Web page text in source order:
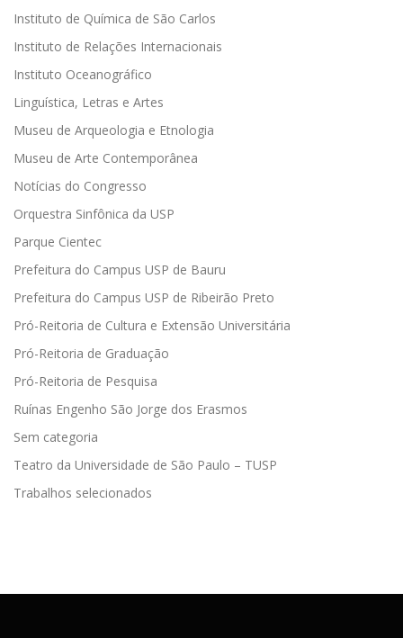
Instituto de Química de São Carlos
Instituto de Relações Internacionais
Instituto Oceanográfico
Linguística, Letras e Artes
Museu de Arqueologia e Etnologia
Museu de Arte Contemporânea
Notícias do Congresso
Orquestra Sinfônica da USP
Parque Cientec
Prefeitura do Campus USP de Bauru
Prefeitura do Campus USP de Ribeirão Preto
Pró-Reitoria de Cultura e Extensão Universitária
Pró-Reitoria de Graduação
Pró-Reitoria de Pesquisa
Ruínas Engenho São Jorge dos Erasmos
Sem categoria
Teatro da Universidade de São Paulo – TUSP
Trabalhos selecionados